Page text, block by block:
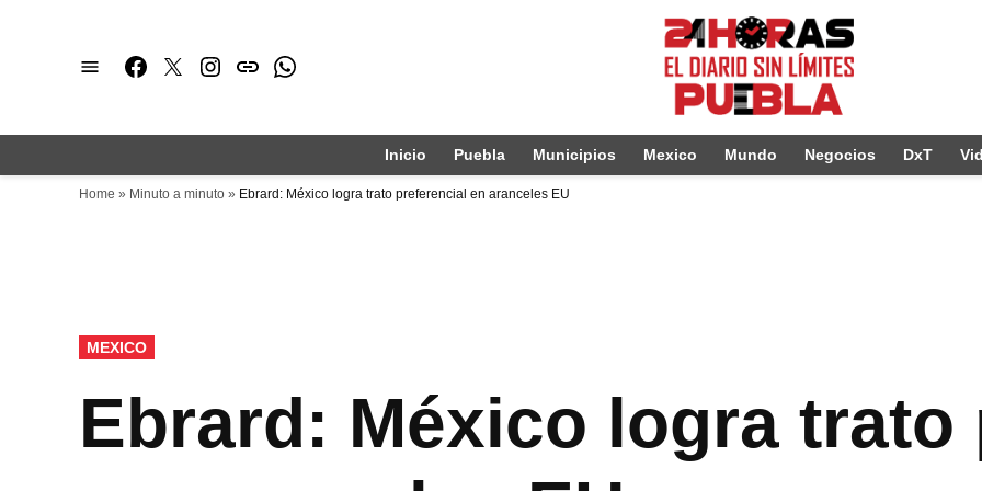
Facebook
TwitterInstagram
issuuWhatsapp
Inicio Puebla Municipios Mexico Mundo Negocios DxT
Home » Minuto a minuto » Ebrard: México logra trato preferencial en aranceles EU
PUBLICADO
EN
MEXICO
Ebrard: México logra trato